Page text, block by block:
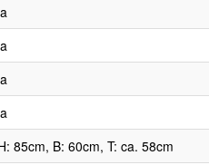
85cm, B: 60cm, T: ca. 58cm